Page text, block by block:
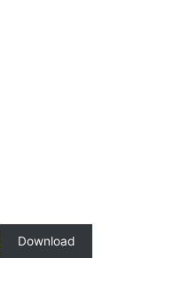
Download